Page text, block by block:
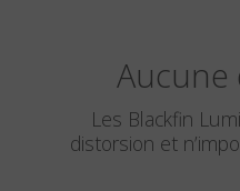
Aucune
Les Blackfin
distorsion et